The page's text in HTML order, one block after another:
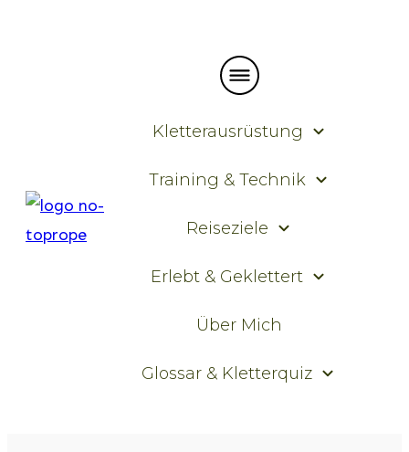
Kletterausrüstung
Training & Technik
Reiseziele
Erlebt & Geklettert
Über Mich
Glossar & Kletterquiz